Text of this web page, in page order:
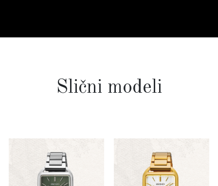
Slični modeli